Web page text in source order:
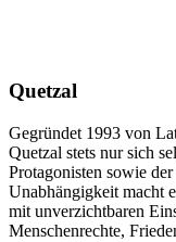
Quetzal
Gegründet 1993 von
Quetzal stets nur sich
Protagonisten sowie
Unabhängigkeit macht
mit unverzichtbaren
Menschenrechte,